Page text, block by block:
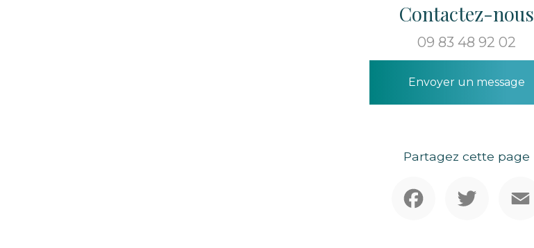
Contactez-nous
09 83 48 92 02
Envoyer un message
Partagez cette page